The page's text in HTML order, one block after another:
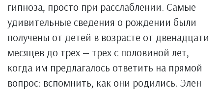
гипноза, просто при расслаблении. Самые
удивительные сведения о рождении были
получены от детей в возрасте от двенадцати
месяцев до трех — трех с половиной лет,
когда им предлагалось ответить на прямой
вопрос: вспомнить, как они родились. Элен